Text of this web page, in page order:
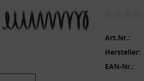
Art.Nr.:
Hersteller:
EAN-Nr.: